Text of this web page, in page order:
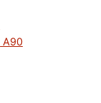
A90